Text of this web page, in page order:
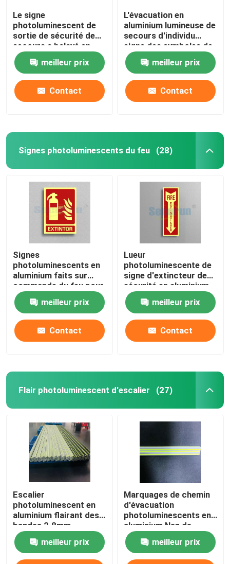
Le signe
photoluminescent de
sortie de sécurité de
secours a balayé en
aluminium
meilleur prix
Contact
L'évacuation en
aluminium lumineuse de
secours d'individu
signe des symboles de
plan de sortie de
secoursmeilleur prix
Contact
Signes photoluminescents du feu (28)
Signes
photoluminescents en
aluminium faits sur
commande du feu pour
l'extincteur
meilleur prix
Contact
Lueur
photoluminescente de
signe d'extincteur de
sécurité en aluminium
de rectangle dans
l'obscuritémeilleur prix
Contact
Flair photoluminescent d'escalier (27)
Escalier
photoluminescent en
aluminium flairant des
bandes 2.8mm
meilleur prix
Marquages ​​de chemin
d'évacuation
photoluminescents en
aluminium Nez de
marche
meilleur prix